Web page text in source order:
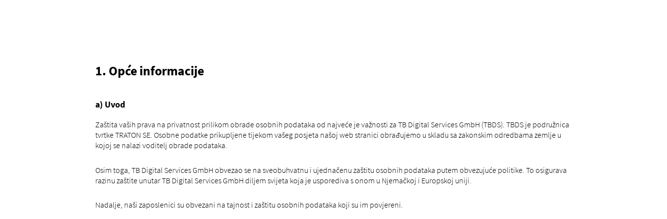
1. Opće informacije
a) Uvod
Zaštita vaših prava na privatnost prilikom obrade osobnih podataka od najveće je važnosti za TB Digital Services GmbH (TBDS). TBDS je podružnica
tvrtke TRATON SE. Osobne podatke prikupljene tijekom vašeg posjeta našoj web stranici obrađujemo u skladu sa zakonskim odredbama zemlje u
kojoj se nalazi voditelj obrade podataka.
Osim toga, TB Digital Services GmbH obvezao se na sveobuhvatnu i ujednačenu zaštitu osobnih podataka putem obvezujuće politike. To osigurava
razinu zaštite unutar TB Digital Services GmbH diljem svijeta koja je usporediva s onom u Njemačkoj i Europskoj uniji.
Nadalje, naši zaposlenici su obvezani na tajnost i zaštitu osobnih podataka koji su im povjereni.